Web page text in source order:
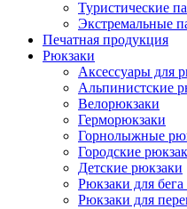
Туристические
Экстремальные
Печатная продукция
Рюкзаки
Аксессуары для
Альпинистские
Велорюкзаки
Герморюкзаки
Горнолыжные
Городские
Детские рюкзаки
Рюкзаки для
Рюкзаки для